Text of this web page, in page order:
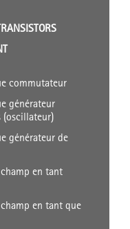
commutateur
générateur
(oscillateur)
générateur de
en tant
en tant que